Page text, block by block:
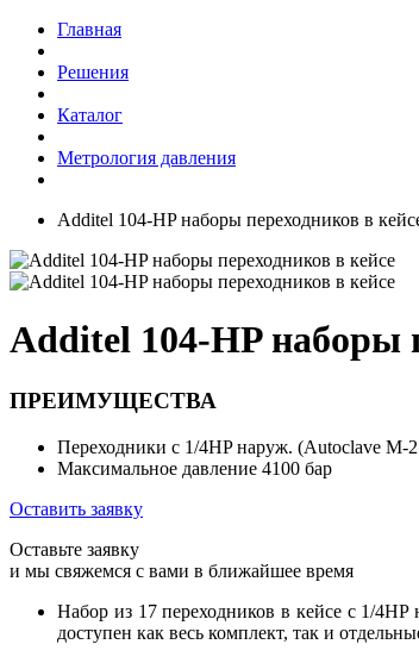
Главная
Решения
Каталог
Метрология давления
Additel 104-HP наборы переходников в
Additel 104-HP наборы
ПРЕИМУЩЕСТВА
Переходники с 1/4HP наруж. (Autoclave M-
Максимальное давление 4100 бар
Оставить заявку
Оставьте заявку
и мы свяжемся с вами в ближайшее время
Набор из 17 переходников в кейсе с 1/
доступен как весь комплект, так и